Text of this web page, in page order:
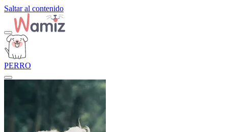
Saltar al contenido
PERRO